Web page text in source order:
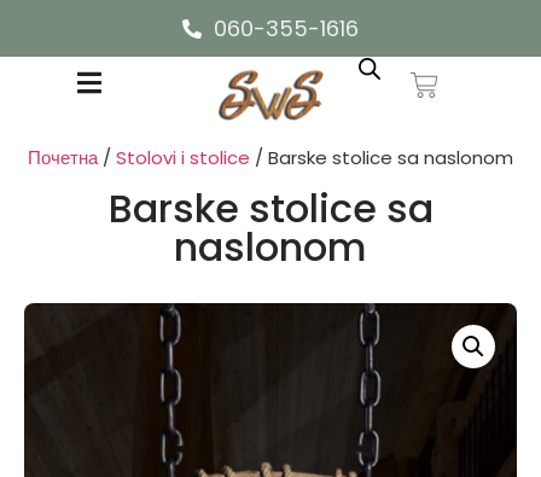
060-355-1616
Почетна/Stolovi i stolice / Barske stolice sa naslonom
Barske stolice sa
naslonom